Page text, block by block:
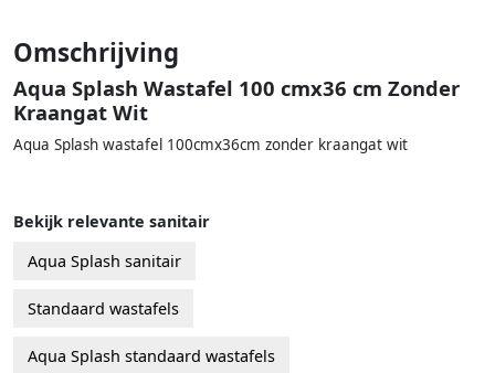
Omschrijving
Aqua Splash Wastafel 100 cmx36 cm Zonder
Kraangat Wit
Aqua Splash wastafel 100cmx36cm zonder kraangat wit
Bekijk relevante sanitair
Aqua Splash sanitair
Standaard wastafels
Aqua Splash standaard wastafels